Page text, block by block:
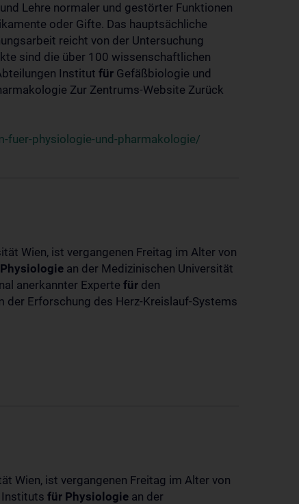
Lehre normaler und gestörter Funktionen
oder Gifte. Das hauptsächliche
reicht von der Untersuchung
sind die über 100 wissenschaftlichen
Institut für Gefäßbiologie und
Zur Zentrums-Website Zurück
fuer-physiologie-und-pharmakologie/
Wien, ist vergangenen Freitag im Alter von
Physiologie an der Medizinischen Universität
anerkannter Experte für den
der Erforschung des Herz-Kreislauf-Systems
Wien, ist vergangenen Freitag im Alter von
Instituts für Physiologie an der